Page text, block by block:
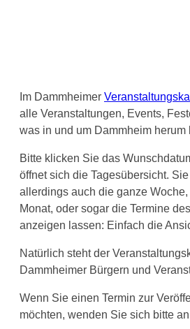
Im Dammheimer
alle Veranstaltungen, Events,
was in und um Dammheim herum
Bitte klicken Sie das
öffnet sich die Tagesübersicht.
allerdings auch die ganze
Monat, oder sogar die Termine
anzeigen lassen: Einfach die
Natürlich steht der
Dammheimer Bürgern und
Wenn Sie einen Termin zur
möchten, wenden Sie sich bitte